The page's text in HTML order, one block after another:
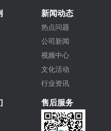
新闻动态
热点问题
公司新闻
视频中心
文化活动
行业资讯
售后服务